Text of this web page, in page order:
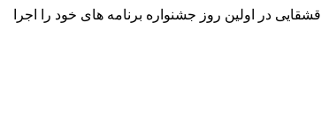
در اولین روز جشنواره برنامه های خود را اجرا